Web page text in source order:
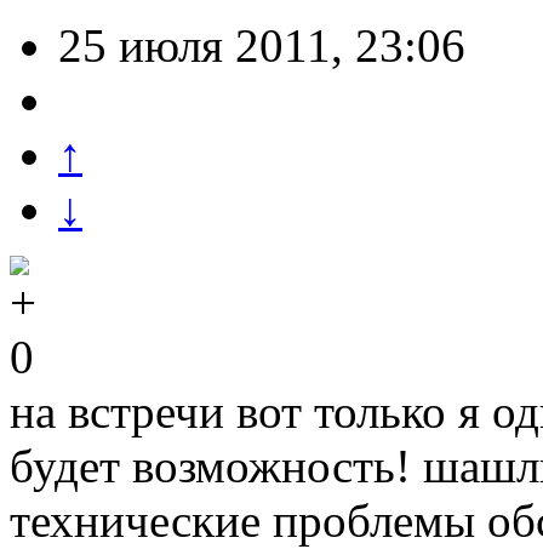
25 июля 2011, 23:06
↑
↓
0
на встречи вот только я
будет возможность!
технические проблемы